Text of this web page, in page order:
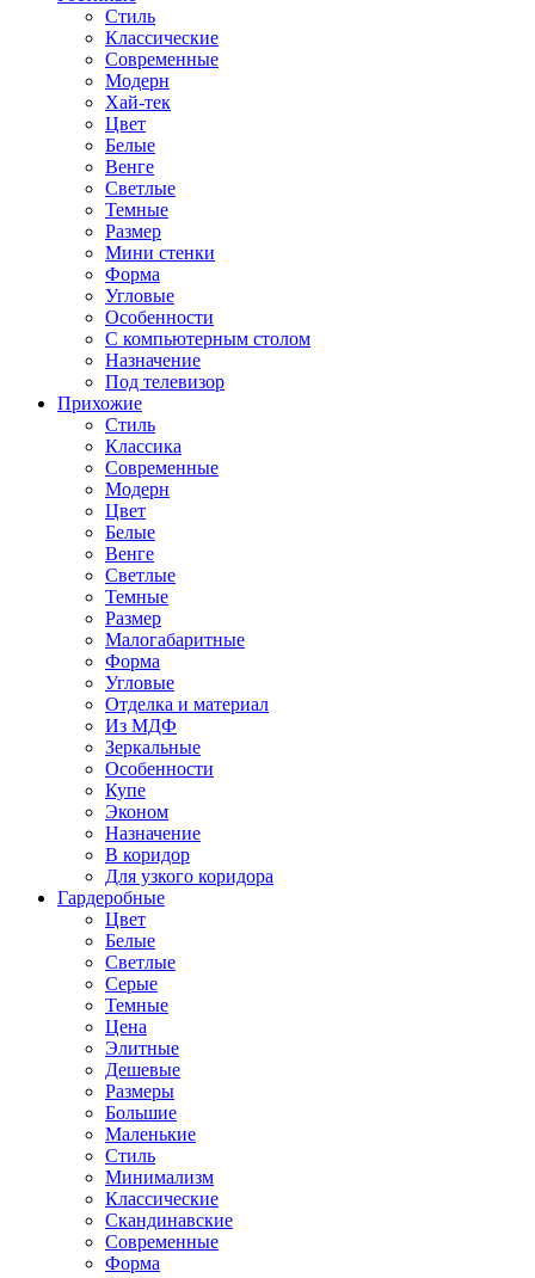
Стиль
Классические
Современные
Модерн
Хай-тек
Цвет
Белые
Венге
Светлые
Темные
Размер
Мини стенки
Форма
Угловые
Особенности
С компьютерным столом
Назначение
Под телевизор
Прихожие
Стиль
Классика
Современные
Модерн
Цвет
Белые
Венге
Светлые
Темные
Размер
Малогабаритные
Форма
Угловые
Отделка и материал
Из МДФ
Зеркальные
Особенности
Купе
Эконом
Назначение
В коридор
Для узкого коридора
Гардеробные
Цвет
Белые
Светлые
Серые
Темные
Цена
Элитные
Дешевые
Размеры
Большие
Маленькие
Стиль
Минимализм
Классические
Скандинавские
Современные
Форма